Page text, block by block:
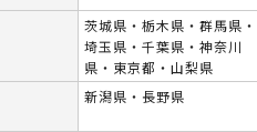
茨城県・栃木県・群馬県・
埼玉県・千葉県・神奈川
県・東京都・山梨県
新潟県・長野県